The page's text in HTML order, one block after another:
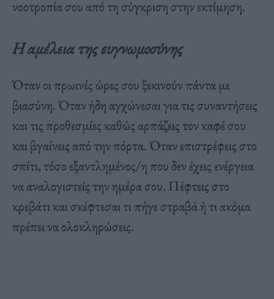
νοοτροπία σου από τη σύγκριση στην εκτίμηση.
Η αμέλεια της ευγνωμοσύνης
Όταν οι πρωινές ώρες σου ξεκινούν πάντα με
βιασύνη. Όταν ήδη αγχώνεσαι για τις συναντήσεις
και τις προθεσμίες καθώς αρπάζεις τον καφέ σου
και βγαίνεις από την πόρτα. Όταν επιστρέφεις στο
σπίτι, τόσο εξαντλημένος/η που δεν έχεις ενέργεια
να αναλογιστείς την ημέρα σου. Πέφτεις στο
κρεβάτι και σκέφτεσαι τι πήγε στραβά ή τι ακόμα
πρέπει να ολοκληρώσεις.